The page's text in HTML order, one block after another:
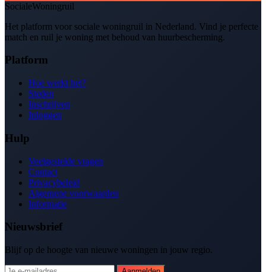
SocialeWoningruil
Het platform voor sociale woningruil in Nederland. Vind je perfecte
match en ruil je woning met behoud van huurbescherming.
Platform
Hoe werkt het?
Steden
Inschrijven
Inloggen
Hulp
Veelgestelde vragen
Contact
Privacybeleid
Algemene voorwaarden
Informatie
Nieuwsbrief
Blijf op de hoogte van nieuwe woningen in jouw regio.